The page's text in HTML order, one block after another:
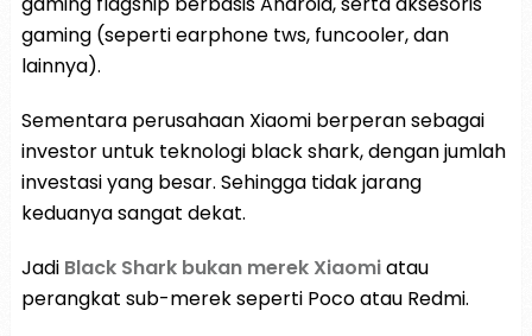
gaming (seperti earphone tws, funcooler, dan
lainnya).
Sementara perusahaan Xiaomi berperan sebagai
investor untuk teknologi black shark, dengan jumlah
investasi yang besar. Sehingga tidak jarang
keduanya sangat dekat.
Jadi Black Shark bukan merek Xiaomiatau
perangkat sub-merek seperti Poco atau Redmi.